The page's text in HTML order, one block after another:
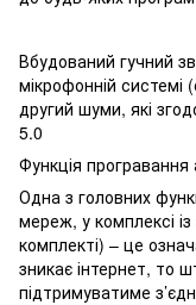
Вбудований гучний
мікрофонній
другий шуми, які
5.0
Функція програвання
Одна з головних
мереж, у комплексі
комплекті) – це
зникає інтернет, то
підтримуватиме